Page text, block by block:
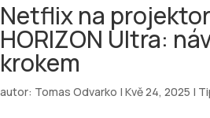
Netflix na
HORIZON Ultra:
krokem
autor: Tomas Odvarko | Kvě 24, 2025 |